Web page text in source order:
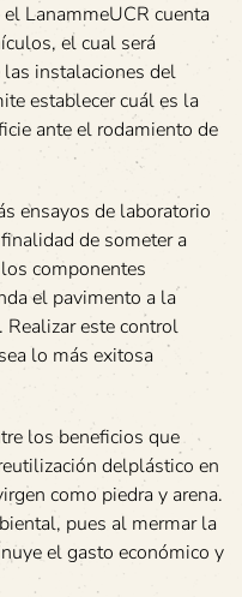
LanammeUCR cuenta
el cual será
instalaciones del
establecer cuál es la
ante el rodamiento de
ensayos de laboratorio
de someter a
componentes
el pavimento a la
este control
lo más exitosa
los beneficios que
delplástico en
como piedra y arena.
pues al mermar la
el gasto económico y